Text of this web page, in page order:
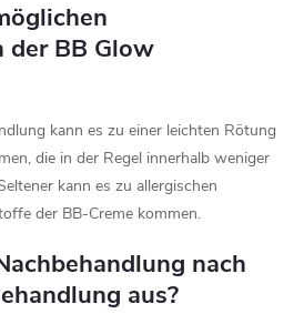
der BB Glow
kann es zu einer leichten Rötung
die in der Regel innerhalb weniger
kann es zu allergischen
der BB-Creme kommen.
nach
aus?